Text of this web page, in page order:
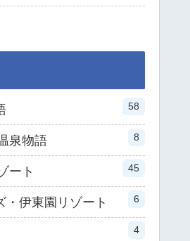
58
泉物語 8
ート 45
・伊東園リゾート 6
4